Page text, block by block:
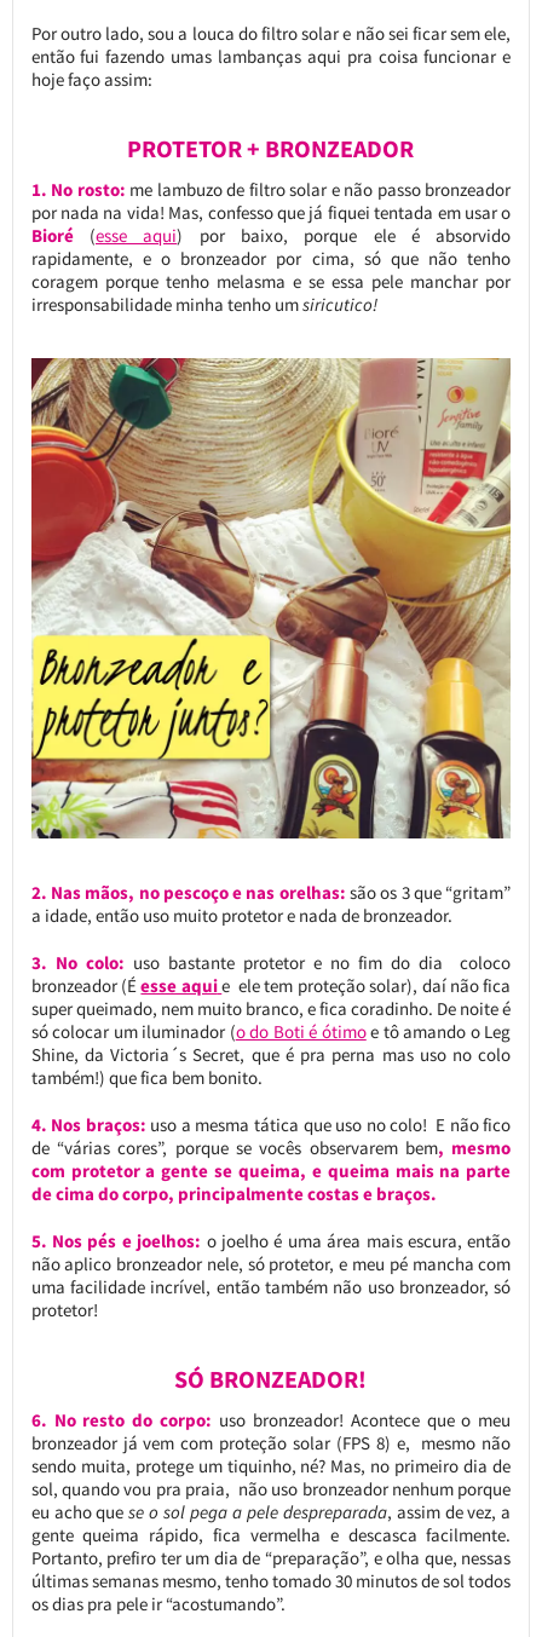
Por outro lado, sou a louca do filtro solar e não sei ficar sem ele,
então fui fazendo umas lambanças aqui pra coisa funcionar e
hoje faço assim:
PROTETOR + BRONZEADOR
1. No rosto: me lambuzo de filtro solar e não passo bronzeador
por nada na vida! Mas, confesso que já fiquei tentada em usar o
Bioré(esse aqui) por baixo, porque ele é absorvido
rapidamente, e o bronzeador por cima, só que não tenho
coragem porque tenho melasma e se essa pele manchar por
irresponsabilidade minha tenho umsiricutico!
2. Nas mãos, no pescoço e nas orelhas: são os 3 que “gritam”
a idade, então uso muito protetor e nada de bronzeador.
3. No colo: uso bastante protetor e no fim do dia coloco
bronzeador (Éesse aquie ele tem proteção solar), daí não fica
super queimado, nem muito branco, e fica coradinho. De noite é
só colocar um iluminador (o do Boti é ótimoe tô amando o Leg
Shine, da Victoria´s Secret, que é pra perna mas uso no colo
também!) que fica bem bonito.
4. Nos braços: uso a mesma tática que uso no colo! E não fico
de “várias cores”, porque se vocês observarem bem, mesmo
com protetor a gente se queima, e queima mais na parte
de cima do corpo, principalmente costas e braços.
5. Nos pés e joelhos: o joelho é uma área mais escura, então
não aplico bronzeador nele, só protetor, e meu pé mancha com
uma facilidade incrível, então também não uso bronzeador, só
protetor!
SÓ BRONZEADOR!
6. No resto do corpo: uso bronzeador! Acontece que o meu
bronzeador já vem com proteção solar (FPS 8) e, mesmo não
sendo muita, protege um tiquinho, né? Mas, no primeiro dia de
sol, quando vou pra praia, não uso bronzeador nenhum porque
eu acho quese o sol pega a pele despreparada, assim de vez, a
gente queima rápido, fica vermelha e descasca facilmente.
Portanto, prefiro ter um dia de “preparação”, e olha que, nessas
últimas semanas mesmo, tenho tomado 30 minutos de sol todos
os dias pra pele ir “acostumando”.